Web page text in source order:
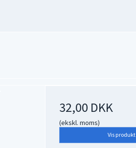
32,00 DKK
(ekskl. moms)
Vis produkt